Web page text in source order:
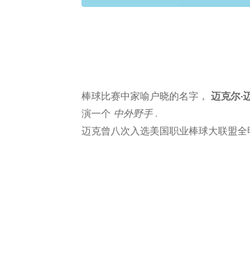
棒球比赛中家喻户晓的名字， 迈克尔·
演一个 中外野手.
迈克曾八次入选美国职业棒球大联盟